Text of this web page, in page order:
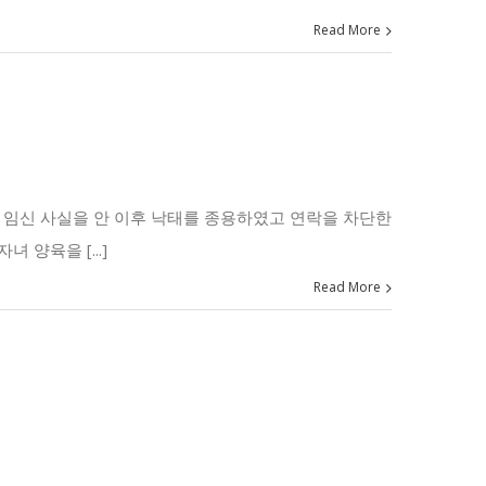
Read More
신 사실을 안 이후 낙태를 종용하였고 연락을 차단한
녀 양육을 [...]
Read More